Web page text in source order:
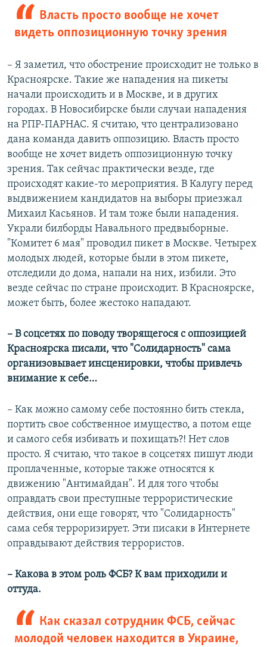
Власть просто вообще не хочет
видеть оппозиционную точку зрения
– Я заметил, что обострение происходит не только в
Красноярске. Такие же нападения на пикеты
начали происходить и в Москве, и в других
городах. В Новосибирске были случаи нападения
на РПР-ПАРНАС. Я считаю, что централизовано
дана команда давить оппозицию. Власть просто
вообще не хочет видеть оппозиционную точку
зрения. Так сейчас практически везде, где
происходят какие-то мероприятия. В Калугу перед
выдвижением кандидатов на выборы приезжал
Михаил Касьянов. И там тоже были нападения.
Украли билборды Навального предвыборные.
"Комитет 6 мая" проводил пикет в Москве. Четырех
молодых людей, которые были в этом пикете,
отследили до дома, напали на них, избили. Это
везде сейчас по стране происходит. В Красноярске,
может быть, более жестоко нападают.
–​ В соцсетях по поводу творящегося с оппозицией
Красноярска писали, что "Солидарность" сама
организовывает инсценировки, чтобы привлечь
внимание к себе…
– Как можно самому себе постоянно бить стекла,
портить свое собственное имущество, а потом еще
и самого себя избивать и похищать?! Нет слов
просто. Я считаю, что такое в соцсетях пишут люди
проплаченные, которые также относятся к
движению "Антимайдан". И для того чтобы
оправдать свои преступные террористические
действия, они еще говорят, что "Солидарность"
сама себя терроризирует. Эти писаки в Интернете
оправдывают действия террористов.
– Какова в этом роль ФСБ? К вам приходили и
оттуда.
Как сказал сотрудник ФСБ, сейчас
молодой человек находится в Украине,